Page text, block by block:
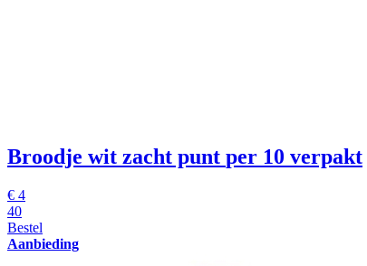
Broodje wit zacht punt per 10 verpakt
€ 4
40
Bestel
Aanbieding